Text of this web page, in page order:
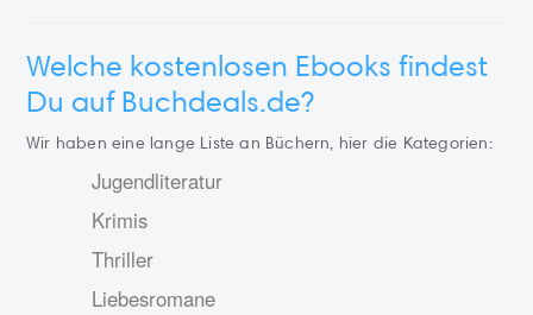
Welche kostenlosen Ebooks findest
Du auf Buchdeals.de?
Wir haben eine lange Liste an Büchern, hier die Kategorien:
Jugendliteratur
Krimis
Thriller
Liebesromane